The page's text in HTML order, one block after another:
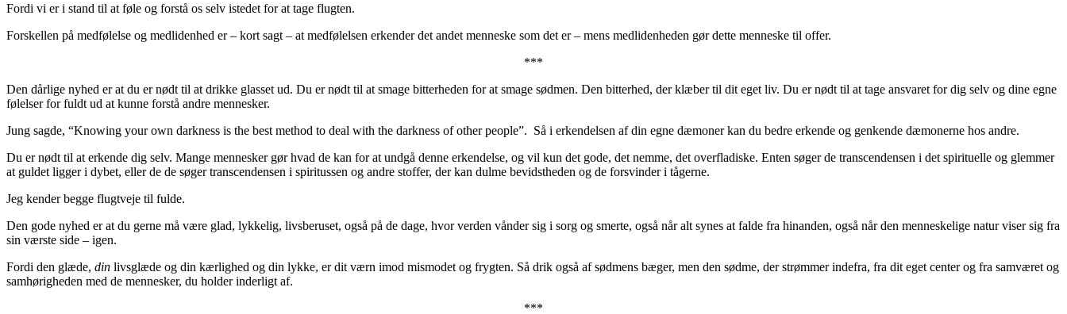
Fordi vi er i stand til at føle og forstå os selv istedet for at tage flugten.
Forskellen på medfølelse og medlidenhed er – kort sagt – at medfølelsen erkender det andet menneske som det er – mens medlidenheden gør dette menneske til offer.
***
Den dårlige nyhed er at du er nødt til at drikke glasset ud. Du er nødt til at smage bitterheden for at smage sødmen. Den bitterhed, der klæber til dit eget liv. Du er nødt til at tage ansvaret for dig selv og dine egne
følelser for fuldt ud at kunne forstå andre mennesker.
Jung sagde, “Knowing your own darkness is the best method to deal with the darkness of other people”. Så i erkendelsen af din egne dæmoner kan du bedre erkende og genkende dæmonerne hos andre.
Du er nødt til at erkende dig selv. Mange mennesker gør hvad de kan for at undgå denne erkendelse, og vil kun det gode, det nemme, det overfladiske. Enten søger de transcendensen i det spirituelle og glemmer
at guldet ligger i dybet, eller de de søger transcendensen i spiritussen og andre stoffer, der kan dulme bevidstheden og de forsvinder i tågerne.
Jeg kender begge flugtveje til fulde.
Den gode nyhed er at du gerne må være glad, lykkelig, livsberuset, også på de dage, hvor verden vånder sig i sorg og smerte, også når alt synes at falde fra hinanden, også når den menneskelige natur viser sig fra
sin værste side – igen.
Fordi den glæde, din livsglæde og din kærlighed og din lykke, er dit værn imod mismodet og frygten. Så drik også af sødmens bæger, men den sødme, der strømmer indefra, fra dit eget center og fra samværet og
samhørigheden med de mennesker, du holder inderligt af.
***